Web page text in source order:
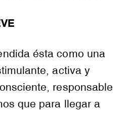
ésta como una
activa y
responsable
que para llegar a